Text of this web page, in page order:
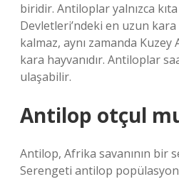
biridir. Antiloplar yalnızca
Devletleri’ndeki en uzun
kalmaz, aynı zamanda Kuzey
kara hayvanıdır. Antiloplar
ulaşabilir.
Antilop otçul
Antilop, Afrika savanının bir
Serengeti antilop